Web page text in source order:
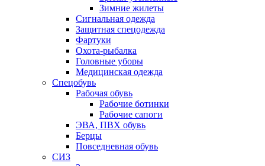
Зимние жилеты
Сигнальная одежда
Защитная спецодежда
Фартуки
Охота-рыбалка
Головные уборы
Медицинская одежда
Спецобувь
Рабочая обувь
Рабочие ботинки
Рабочие сапоги
ЭВА, ПВХ обувь
Берцы
Повседневная обувь
СИЗ